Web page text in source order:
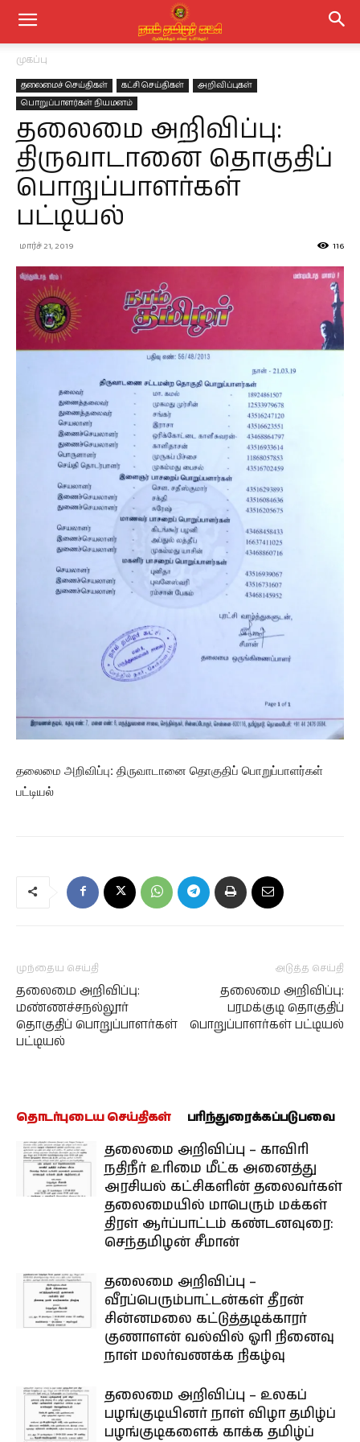
முகப்பு
தலைமைச் செய்திகள் கட்சி செய்திகள்
அறிவிப்புகள்
பொறுப்பாளர்கள் நியமனம்
தலைமை அறிவிப்பு:
திருவாடானை தொகுதிப்
பொறுப்பாளர்கள்
பட்டியல்
மார்ச் 21, 2019 116
தலைமை அறிவிப்பு: திருவாடானை தொகுதிப் பொறுப்பாளர்கள்
பட்டியல்
முந்தைய செய்தி
தலைமை அறிவிப்பு:
மண்ணச்சநல்லூர்
தொகுதிப் பொறுப்பாளர்கள்
பட்டியல்
அடுத்த செய்தி
தலைமை அறிவிப்பு:
பரமக்குடி தொகுதிப்
பொறுப்பாளர்கள் பட்டியல்
தொடர்புடைய செய்திகள் பரிந்துரைக்கப்படுபவை
தலைமை அறிவிப்பு – காவிரி
நதிநீர் உரிமை மீட்க அனைத்து
அரசியல் கட்சிகளின் தலைவர்கள்
தலைமையில் மாபெரும் மக்கள்
திரள் ஆர்ப்பாட்டம் கண்டனவுரை:
செந்தமிழன் சீமான்
தலைமை அறிவிப்பு –
வீரப்பெரும்பாட்டன்கள் தீரன்
சின்னமலை கட்டுத்தடிக்காரர்
குணாளன் வல்வில் ஓரி நினைவு
நாள் மலர்வணக்க நிகழ்வு
தலைமை அறிவிப்பு – உலகப்
பழங்குடியினர் நாள் விழா தமிழ்ப்
பழங்குடிகளைக் காக்க தமிழ்ப்